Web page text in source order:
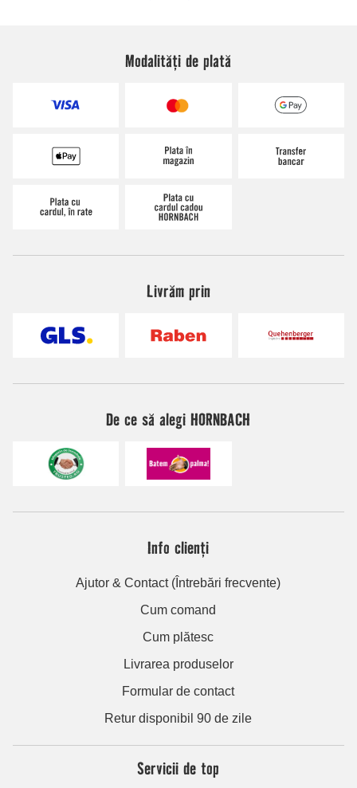
Modalități de plată
Livrăm prin
De ce să alegi HORNBACH
Info clienți
Ajutor & Contact (Întrebări frecvente)
Cum comand
Cum plătesc
Livrarea produselor
Formular de contact
Retur disponibil 90 de zile
Servicii de top